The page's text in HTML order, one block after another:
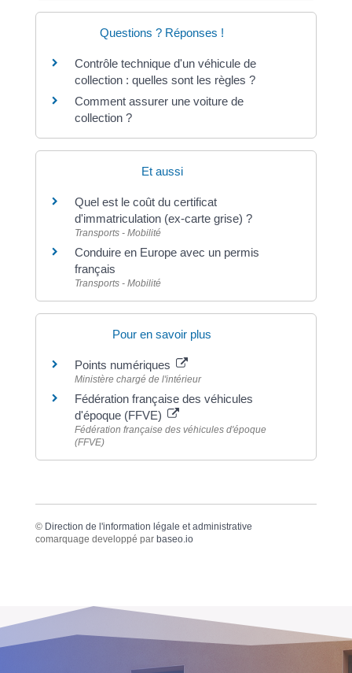
Questions ? Réponses !
Contrôle technique d'un véhicule de
collection : quelles sont les règles ?
Comment assurer une voiture de
collection ?
Et aussi
Quel est le coût du certificat
d'immatriculation (ex-carte grise) ?
Transports - Mobilité
Conduire en Europe avec un permis
français
Transports - Mobilité
Pour en savoir plus
Points numériques
Ministère chargé de l'intérieur
Fédération française des véhicules
d'époque (FFVE)
Fédération française des véhicules d'époque
(FFVE)
© Direction de l'information légale et administrative
comarquage developpé par baseo.io